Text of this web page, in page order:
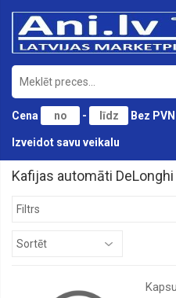
Cena - Bez PVN
Izveidot savu veikalu
Kafijas automāti DeLonghi